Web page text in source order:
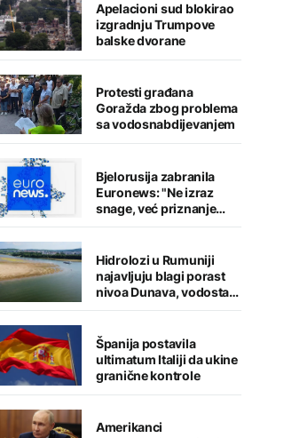
Apelacioni sud blokirao
izgradnju Trumpove
balske dvorane
Protesti građana
Goražda zbog problema
sa vodosnabdijevanjem
Bjelorusija zabranila
Euronews: "Ne izraz
snage, već priznanje
straha"
Hidrolozi u Rumuniji
najavljuju blagi porast
nivoa Dunava, vodostaj
rijeke porastao u
Španija postavila
ultimatum Italiji da ukine
granične kontrole
Amerikanci